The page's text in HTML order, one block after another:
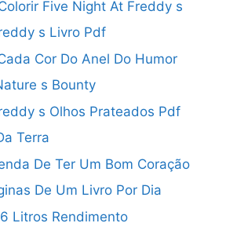
Five Night At Freddy s
s Livro Pdf
Cor Do Anel Do Humor
s Bounty
s Olhos Prateados Pdf
Terra
De Ter Um Bom Coração
De Um Livro Por Dia
Litros Rendimento